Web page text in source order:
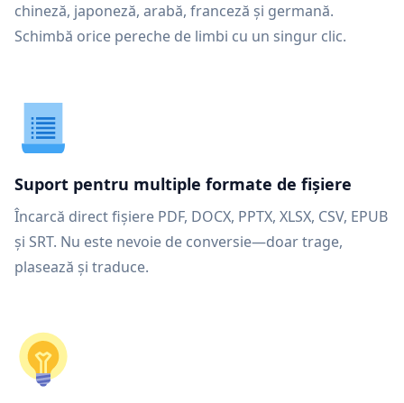
chineză, japoneză, arabă, franceză și germană.
Schimbă orice pereche de limbi cu un singur clic.
Suport pentru multiple formate de fișiere
Încarcă direct fișiere PDF, DOCX, PPTX, XLSX, CSV, EPUB
și SRT. Nu este nevoie de conversie—doar trage,
plasează și traduce.